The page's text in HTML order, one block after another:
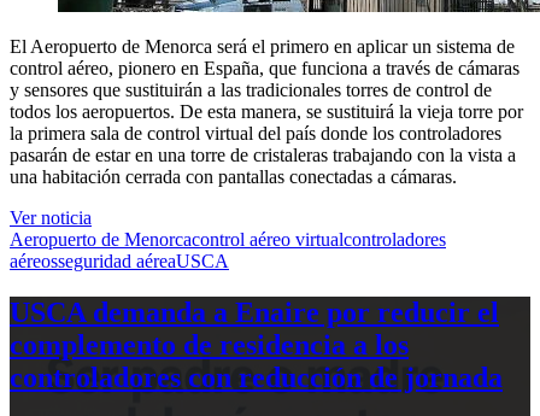
El Aeropuerto de Menorca será el primero en aplicar un sistema de
control aéreo, pionero en España, que funciona a través de cámaras
y sensores que sustituirán a las tradicionales torres de control de
todos los aeropuertos. De esta manera, se sustituirá la vieja torre por
la primera sala de control virtual del país donde los controladores
pasarán de estar en una torre de cristaleras trabajando con la vista a
una habitación cerrada con pantallas conectadas a cámaras.
Ver noticia
Aeropuerto de Menorcacontrol aéreo virtualcontroladores
aéreosseguridad aéreaUSCA
USCA demanda a Enaire por reducir el
complemento de residencia a los
controladores con reducción de jornada